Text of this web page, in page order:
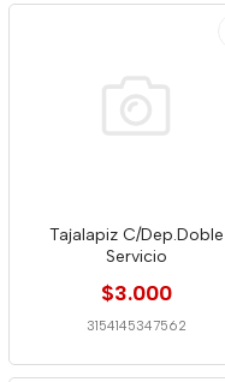
Tajalapiz C/Dep.Doble
Servicio
$3.000
3154145347562